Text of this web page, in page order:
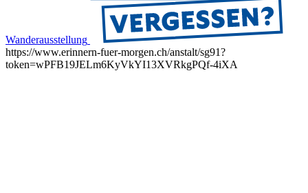
Wanderausstellung
https://www.erinnern-fuer-morgen.ch/anstalt/sg91?
token=wPFB19JELm6KyVkYI13XVRkgPQf-4iXA